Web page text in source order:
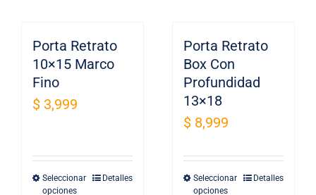
variantes.
Las
en
la
variantes.
Las
opciones
en
la
Porta Retrato
10×15 Marco
Fino
$ 3,999
Seleccionar
opciones
Este Detalles
Porta Retrato
Box Con
Profundidad
13×18
$ 8,999
Seleccionar
opciones
Este Detalles